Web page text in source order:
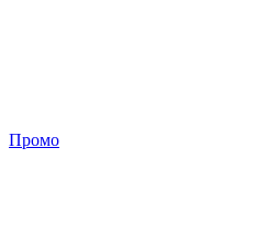
Промо